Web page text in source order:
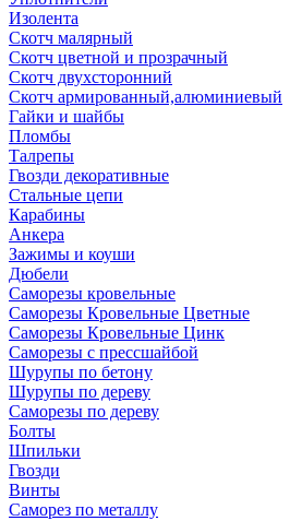
Изолента
Скотч малярный
Скотч цветной и прозрачный
Скотч двухсторонний
Скотч армированный,алюминиевый
Гайки и шайбы
Пломбы
Талрепы
Гвозди декоративные
Стальные цепи
Карабины
Анкера
Зажимы и коуши
Дюбели
Саморезы кровельные
Саморезы Кровельные Цветные
Саморезы Кровельные Цинк
Саморезы с прессшайбой
Шурупы по бетону
Шурупы по дереву
Саморезы по дереву
Болты
Шпильки
Гвозди
Винты
Саморез по металлу